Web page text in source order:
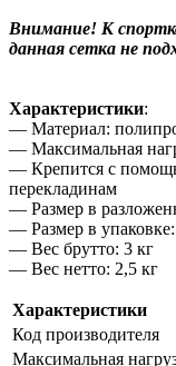
Внимание! К
данная сетка не
Характеристики:
— Материал:
— Максимальная
— Крепится с
перекладинам
— Размер в
— Размер в
— Вес брутто: 3 кг
— Вес нетто: 2,5 кг
Характеристики
Код производителя
Максимальная